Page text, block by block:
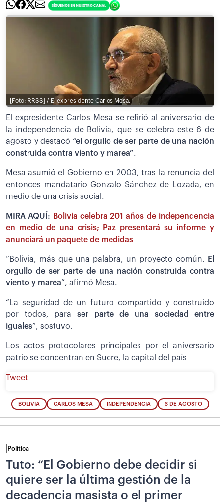
[Foto: RRSS] / El expresidente Carlos Mesa.
El expresidente Carlos Mesa se refirió al aniversario de
la independencia de Bolivia, que se celebra este 6 de
agosto y destacó“el orgullo de ser parte de una nación
construida contra viento y marea”.
Mesa asumió el Gobierno en 2003, tras la renuncia del
entonces mandatario Gonzalo Sánchez de Lozada, en
medio de una crisis social.
MIRA AQUÍ:
Bolivia celebra 201 años de independencia
en medio de una crisis; Paz presentará su informe y
anunciará un paquete de medidas
“Bolivia, más que una palabra, un proyecto común.
El
orgullo de ser parte de una nación construida contra
viento y marea”, afirmó Mesa.
“La seguridad de un futuro compartido y construido
por todos, para ser parte de una sociedad entre
iguales”, sostuvo.
Los actos protocolares principales por el aniversario
patrio se concentran en Sucre, la capital del país
Tweet
BOLIVIA CARLOS MESA INDEPENDENCIA 6 DE AGOSTO
Política
Tuto: “El Gobierno debe decidir si
quiere ser la última gestión de la
decadencia masista o el primer